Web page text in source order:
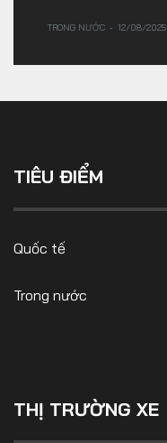
TRONG NƯỚC 12/08/2025
TIÊU ĐIỂM
Quốc tế
Trong nước
THỊ TRƯỜNG XE